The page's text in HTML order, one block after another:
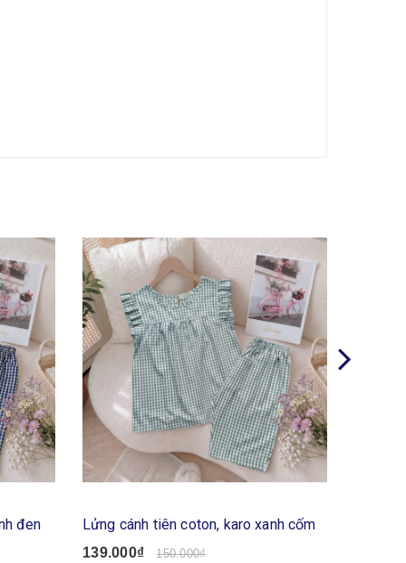
đen Lửng cánh tiên coton, karo xanh cốm
139.000₫ 150.000₫